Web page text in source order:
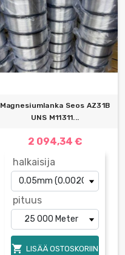
Magnesiumlanka Seos AZ31B
UNS M11311...
2 094,34 €
halkaisija
pituus
 LISÄÄ OSTOSKORIIN